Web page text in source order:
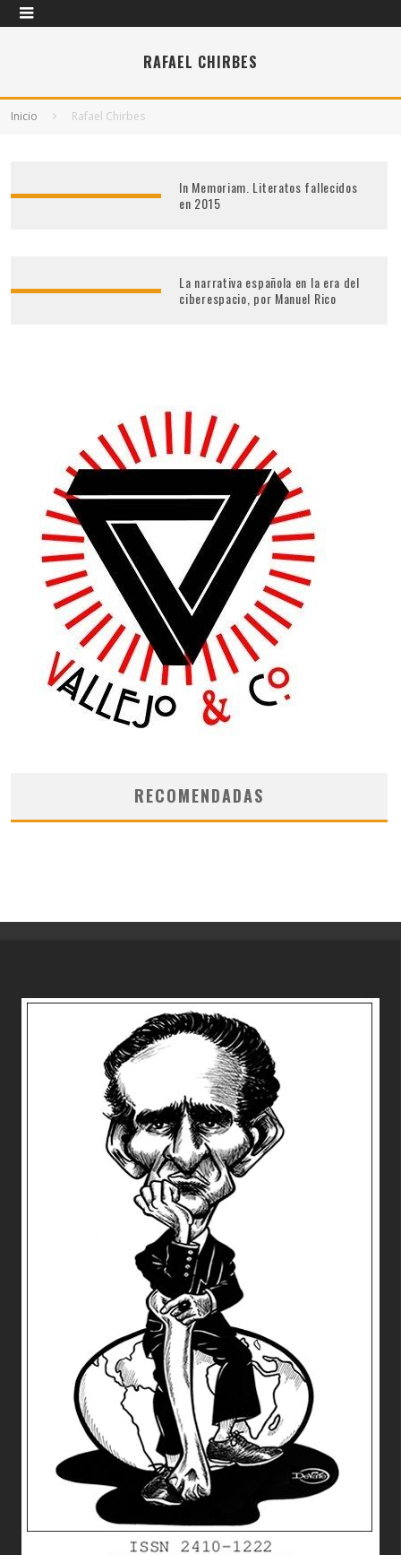
RAFAEL CHIRBES
Inicio Rafael Chirbes
In Memoriam. Literatos fallecidos
en 2015
La narrativa española en la era del
ciberespacio, por Manuel Rico
RECOMENDADAS